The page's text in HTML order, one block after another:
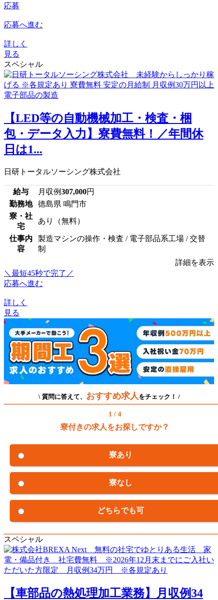
応募
応募へ進む
詳しく
見る
スペシャル
【LED等の自動機械加工・検査・梱
包・データ入力】寮費無料！／年間休
日は1...
日研トータルソーシング株式会社
給与 月収例307,000円
勤務地
徳島県 鳴門市
寮・社
宅
あり（無料）
仕事内
容
製造マシンの操作・検査 / 電子部品系工場 / 交替
制
詳細を表示
＼最短45秒で完了／
応募へ進む
詳しく
見る
\ 質問に答えて、 おすすめ求人 をチェック！ /
1 / 4
寮付きの求人をお探しですか？
寮あり
寮なし
どちらでも可
スペシャル
【車部品の熱処理加工業務】月収例34